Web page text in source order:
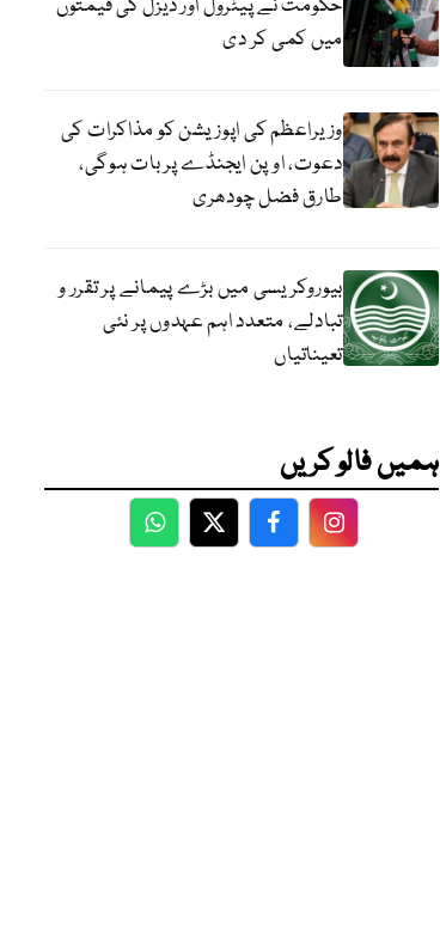
حکومت نے پیٹرول اور ڈیزل کی قیمتوں
میں کمی کر دی
وزیراعظم کی اپوزیشن کو مذاکرات کی
دعوت، اوپن ایجنڈے پر بات ہوگی،
طارق فضل چودھری
بیوروکریسی میں بڑے پیمانے پر تقرر و
تبادلے، متعدد اہم عہدوں پر نئی
تعیناتیاں
ہمیں فالو کریں
WhatsApp
TwitterFacebookFacebook